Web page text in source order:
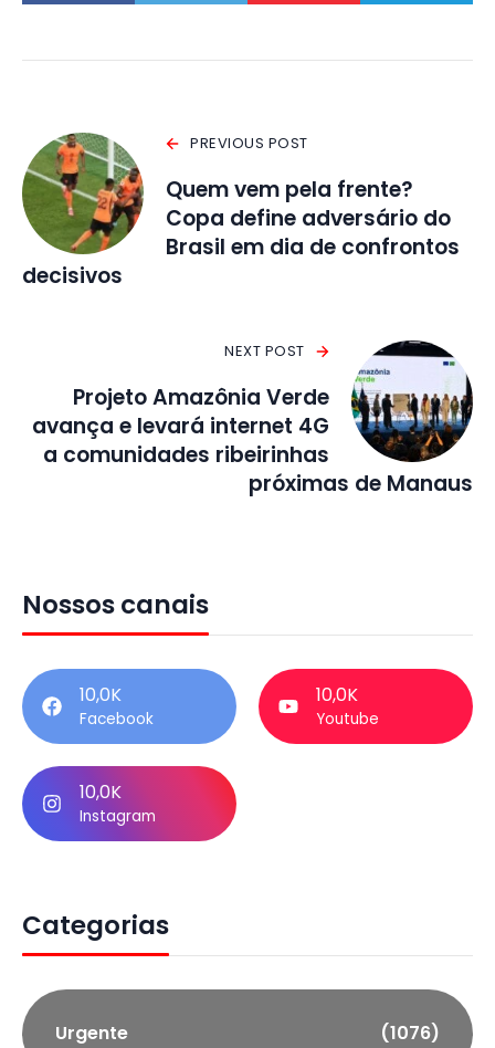
PREVIOUS POST
Quem vem pela frente?
Copa define adversário do
Brasil em dia de confrontos
decisivos
NEXT POST
Projeto Amazônia Verde
avança e levará internet 4G
a comunidades ribeirinhas
próximas de Manaus
Nossos canais
10,0K
Facebook
10,0K
Youtube
10,0K
Instagram
Categorias
Urgente (1076)